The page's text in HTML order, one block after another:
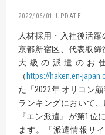
2022/06/01
人材採用・入社後活
京都新宿区、代表取
大級の派遣のお
（https://haken.en-
た「2022年 オリコン
ランキングにおいて
『エン派遣』が第1位
ます。「派遣情報サ